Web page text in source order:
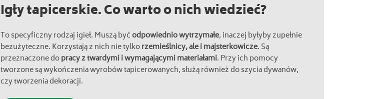
Igły tapicerskie. Co warto o nich wiedzieć?
To specyficzny rodzaj igieł. Muszą byćodpowiednio wytrzymałe, inaczej byłyby zupełnie
bezużyteczne. Korzystają z nich nie tylkorzemieślnicy, ale i majsterkowicze. Są
przeznaczone dopracy z twardymi i wymagającymi materiałami. Przy ich pomocy
tworzone są wykończenia wyrobów tapicerowanych, służą również do szycia dywanów,
czy tworzenia dekoracji.